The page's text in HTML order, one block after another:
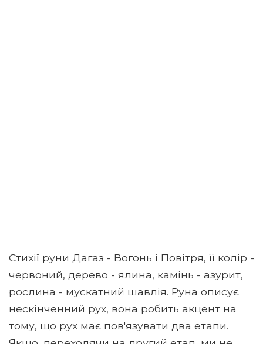
Стихії руни Дагаз - Вогонь і Повітря, її колір -
червоний, дерево - ялина, камінь - азурит,
рослина - мускатний шавлія. Руна описує
нескінченний рух, вона робить акцент на
тому, що рух має пов'язувати два етапи.